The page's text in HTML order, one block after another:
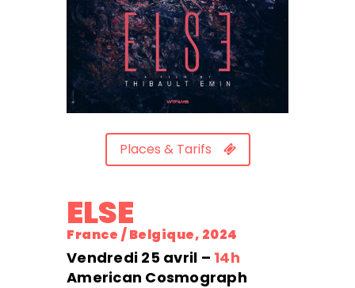
Places & Tarifs
ELSE
France / Belgique, 2024
Vendredi 25 avril – 14h
American Cosmograph